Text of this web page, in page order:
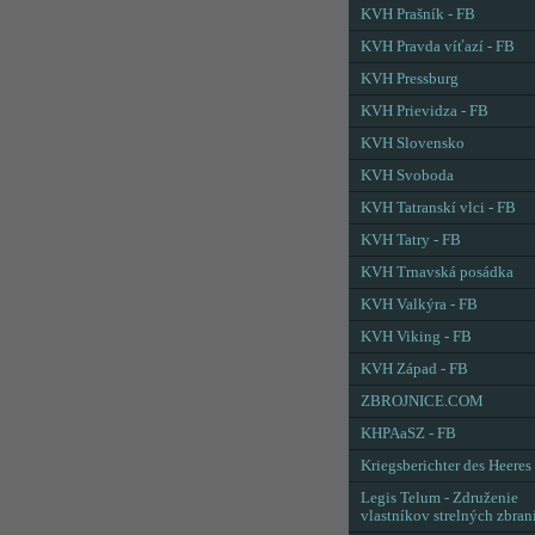
KVH Prašník - FB
KVH Pravda víťazí - FB
KVH Pressburg
KVH Prievidza - FB
KVH Slovensko
KVH Svoboda
KVH Tatranskí vlci - FB
KVH Tatry - FB
KVH Trnavská posádka
KVH Valkýra - FB
KVH Viking - FB
KVH Západ - FB
ZBROJNICE.COM
KHPAaSZ - FB
Kriegsberichter des Heeres
Legis Telum - Združenie
vlastníkov strelných